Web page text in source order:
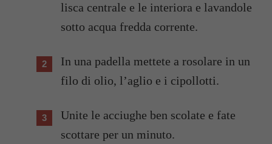
lisca centrale e le interiora e lavandole
sotto acqua fredda corrente.
In una padella mettete a rosolare in un
filo di olio, l’aglio e i cipollotti.
Unite le acciughe ben scolate e fate
scottare per un minuto.